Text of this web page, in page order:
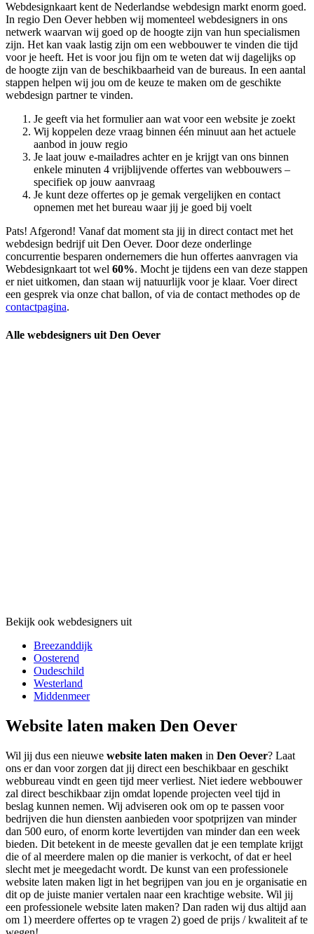
Webdesignkaart kent de Nederlandse webdesign markt enorm goed.
In regio Den Oever hebben wij momenteel webdesigners in ons
netwerk waarvan wij goed op de hoogte zijn van hun specialismen
zijn. Het kan vaak lastig zijn om een webbouwer te vinden die tijd
voor je heeft. Het is voor jou fijn om te weten dat wij dagelijks op
de hoogte zijn van de beschikbaarheid van de bureaus. In een aantal
stappen helpen wij jou om de keuze te maken om de geschikte
webdesign partner te vinden.
Je geeft via het formulier aan wat voor een website je zoekt
Wij koppelen deze vraag binnen één minuut aan het actuele
aanbod in jouw regio
Je laat jouw e-mailadres achter en je krijgt van ons binnen
enkele minuten 4 vrijblijvende offertes van webbouwers –
specifiek op jouw aanvraag
Je kunt deze offertes op je gemak vergelijken en contact
opnemen met het bureau waar jij je goed bij voelt
Pats! Afgerond! Vanaf dat moment sta jij in direct contact met het
webdesign bedrijf uit Den Oever. Door deze onderlinge
concurrentie besparen ondernemers die hun offertes aanvragen via
Webdesignkaart tot wel 60%. Mocht je tijdens een van deze stappen
er niet uitkomen, dan staan wij natuurlijk voor je klaar. Voer direct
een gesprek via onze chat ballon, of via de contact methodes op de
contactpagina.
Alle webdesigners uit Den Oever
Bekijk ook webdesigners uit
Breezanddijk
Oosterend
Oudeschild
Westerland
Middenmeer
Website laten maken Den Oever
Wil jij dus een nieuwe website laten maken in Den Oever? Laat
ons er dan voor zorgen dat jij direct een beschikbaar en geschikt
webbureau vindt en geen tijd meer verliest. Niet iedere webbouwer
zal direct beschikbaar zijn omdat lopende projecten veel tijd in
beslag kunnen nemen. Wij adviseren ook om op te passen voor
bedrijven die hun diensten aanbieden voor spotprijzen van minder
dan 500 euro, of enorm korte levertijden van minder dan een week
bieden. Dit betekent in de meeste gevallen dat je een template krijgt
die of al meerdere malen op die manier is verkocht, of dat er heel
slecht met je meegedacht wordt. De kunst van een professionele
website laten maken ligt in het begrijpen van jou en je organisatie en
dit op de juiste manier vertalen naar een krachtige website. Wil jij
een professionele website laten maken? Dan raden wij dus altijd aan
om 1) meerdere offertes op te vragen 2) goed de prijs / kwaliteit af te